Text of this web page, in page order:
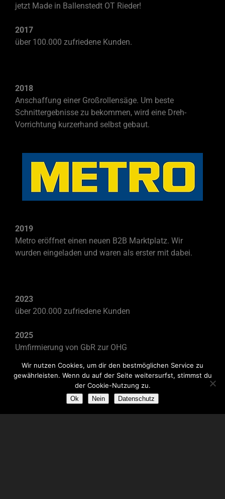
jetzt Made in Ballenstedt OT Rieder!
2017
über 100.000 zufriedene Kunden.
2018
Anschaffung einer Großrollensäge. Um beste
Schnittergebnisse zu bekommen, wird eine Dreh-
Vorrichtung kurzerhand selbst gebaut.
2019
Metro eröffnet einen neuen B2B Marktplatz. Wir
wurden eingeladen und waren als erster mit dabei.
2023
über 200.000 zufriedene Kunden
2025
Umfirmierung von GbR zur OHG
Wir nutzen Cookies, um dir den bestmöglichen Service zu
gewährleisten. Wenn du auf der Seite weitersurfst, stimmst du
der Cookie-Nutzung zu.
Ok Nein Datenschutz